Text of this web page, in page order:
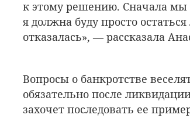
к этому решению. Сначала мы
я должна буду просто
отказалась», — рассказала
Вопросы о банкротстве
обязательно после
захочет последовать ее